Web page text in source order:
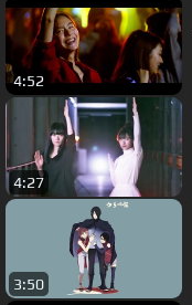
4:52
4:27
3:50